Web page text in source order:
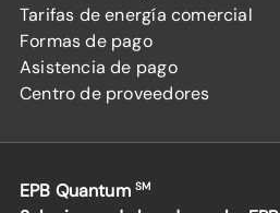
Tarifas de energía comercial
Formas de pago
Asistencia de pago
Centro de proveedores
EPB Quantum SM